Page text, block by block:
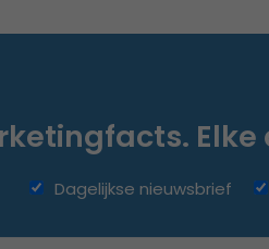
Elke
Dagelijkse nieuwsbrief